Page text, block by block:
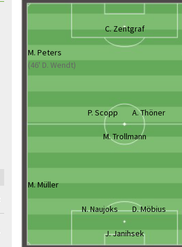
C. Zentgraf
M. Peters
(46' D. Wendt)
P. Scopp A. Thöner
M. Trollmann
M. Müller
N. Naujoks D. Möbius
J. Janihsek